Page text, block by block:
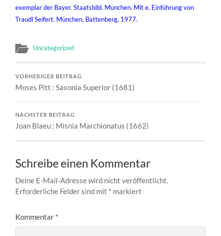
exemplar der Bayer. Staatsbibl. München. Mit e. Einführung von
Traudl Seifert. München, Battenberg, 1977.
Uncategorized
VORHERIGER BEITRAG
Moses Pitt : Saxonia Superior (1681)
NÄCHSTER BEITRAG
Joan Blaeu : Misnia Marchionatus (1662)
Schreibe einen Kommentar
Deine E-Mail-Adresse wird nicht veröffentlicht.
Erforderliche Felder sind mit * markiert
Kommentar *